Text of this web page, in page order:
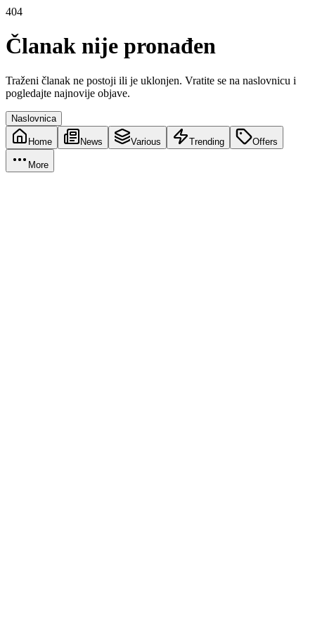
404
Članak nije pronađen
Traženi članak ne postoji ili je uklonjen. Vratite se na naslovnicu i
pogledajte najnovije objave.
Naslovnica
Home News Various Trending Offers
More